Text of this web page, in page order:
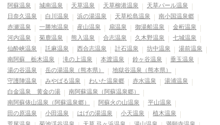
阿蘇温泉 城南温泉 天草温泉 天草柳港温泉
天草パール温泉
日奈久温泉
白川温泉 浜の湯温泉 天草松島温泉
南小国温泉郷
赤瀬温泉
一勝地温泉 産山温泉 扇温泉 御湯船温泉
金桁温泉
河内温泉
菊鹿温泉 熊入温泉 合志温泉 久木野温泉
七城温泉
仙酔峡温泉
託麻温泉 西合志温泉 計石温泉 坊中温泉
湯前温泉
南阿蘇 栃木温泉
滝の上温泉 本渡温泉 鈴ヶ谷温泉
垂玉温泉
湯の谷温泉
岳の湯温泉（熊本県）
地獄谷温泉（熊本県）
守護陣温泉
みやばる温泉 わいた温泉郷 赤水温泉
湯浦温泉
白金温泉 黄金の湯
南阿蘇温泉（阿蘇温泉郷）
南阿蘇俵山温泉（阿蘇温泉郷）
阿蘇火の山温泉
平山温泉
田の原温泉
小田温泉 はげの湯温泉 小天温泉
植木温泉